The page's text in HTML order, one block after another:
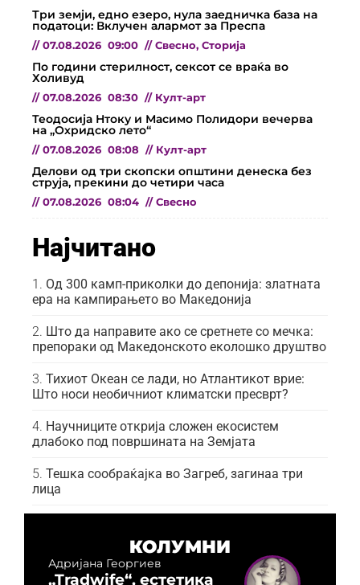
Три земји, едно езеро, нула заедничка база на
податоци: Вклучен алармот за Преспа
// 07.08.2026 09:00 // Свесно, Сторија
По години стерилност, сексот се враќа во
Холивуд
// 07.08.2026 08:30 // Култ-арт
Теодосија Нтоку и Масимо Полидори вечерва
на „Охридско лето“
// 07.08.2026 08:08 // Култ-арт
Делови од три скопски општини денеска без
струја, прекини до четири часа
// 07.08.2026 08:04 // Свесно
Најчитано
Од 300 камп-приколки до депонија: златната
ера на кампирањето во Македонија
Што да направите ако се сретнете со мечка:
препораки од Македонското еколошко друштво
Тихиот Океан се лади, но Атлантикот врие:
Што носи необичниот климатски пресврт?
Научниците открија сложен екосистем
длабоко под површината на Земјата
Тешка сообраќајка во Загреб, загинаа три
лица
КОЛУМНИ
Адријана Георгиев
„Tradwife“, естетика